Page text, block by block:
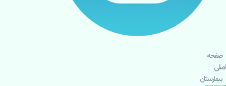
صفحه
اصلی
بيمارستان